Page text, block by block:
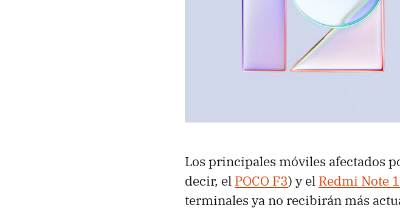
Los principales móviles afectados
decir, el POCO F3) y el Redmi Note
terminales ya no recibirán más